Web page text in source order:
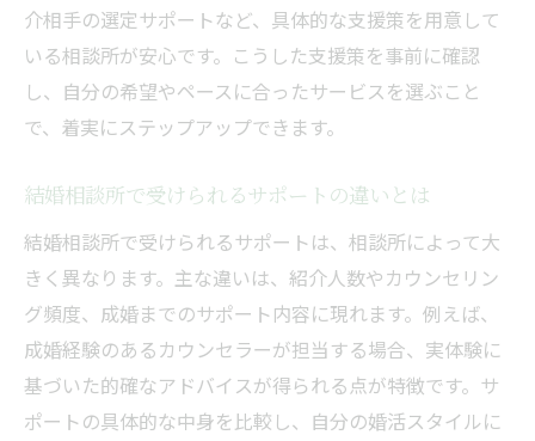
介相手の選定サポートなど、具体的な支援策を用意して
いる相談所が安心です。こうした支援策を事前に確認
し、自分の希望やペースに合ったサービスを選ぶこと
で、着実にステップアップできます。
結婚相談所で受けられるサポートの違いとは
結婚相談所で受けられるサポートは、相談所によって大
きく異なります。主な違いは、紹介人数やカウンセリン
グ頻度、成婚までのサポート内容に現れます。例えば、
成婚経験のあるカウンセラーが担当する場合、実体験に
基づいた的確なアドバイスが得られる点が特徴です。サ
ポートの具体的な中身を比較し、自分の婚活スタイルに